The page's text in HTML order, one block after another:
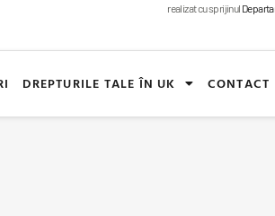
realizat cu sprijinul
DREPTURILE TALE ÎN UK CONTACT